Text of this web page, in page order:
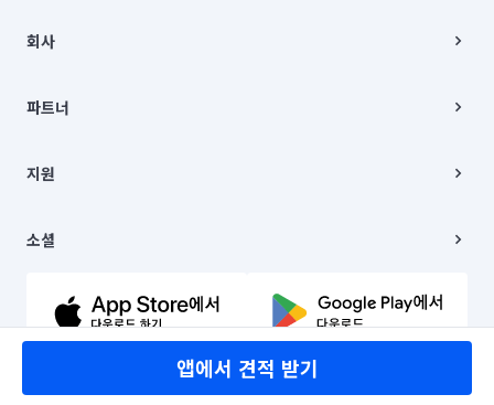
앱에서 견적 받기
00019 |
주소 | 본사: 서울특별시 종로구 율곡로 6(중학동, 트윈트리빌딩) B동 5층
컨택센터 : 서울특별시 종로구 수송동 율곡로 24, 7층, 8층 미소
상품, 상품정보, 거래에 관한 의무와 책임은 거래당사자에게 있습니다.
언론 보도 관련 문의:
© 유한회사 미소. Miso, Inc. All Rights Reserved.
회사
채용
파트너
이사
지원
이용약관
문의하기
소셜
유튜브